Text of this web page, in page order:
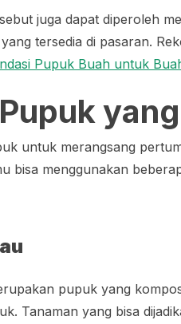
juga dapat diperoleh
tersedia di pasaran.
Pupuk Buah untuk
untuk merangsang
bisa menggunakan
pupuk yang
Tanaman yang bisa